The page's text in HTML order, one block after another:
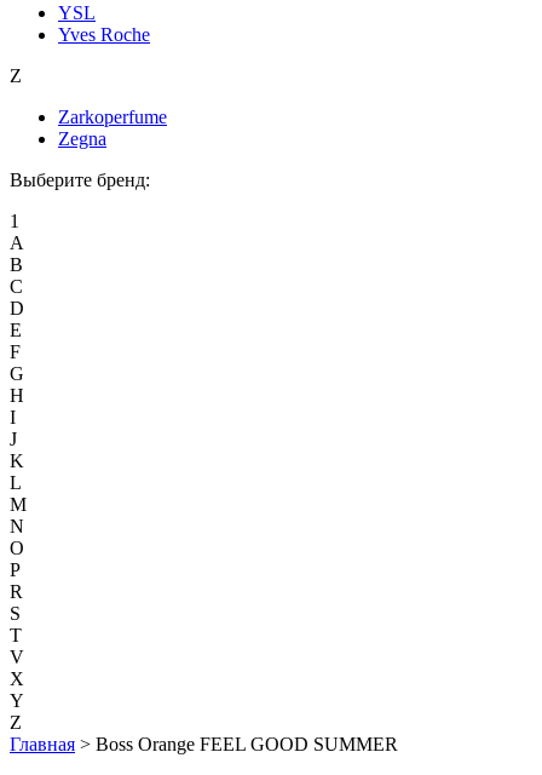
YSL
Yves Roche
Z
Zarkoperfume
Zegna
Выберите бренд:
1
A
B
C
D
E
F
G
H
I
J
K
L
M
N
O
P
R
S
T
V
X
Y
Z
Главная > Boss Orange FEEL GOOD SUMMER